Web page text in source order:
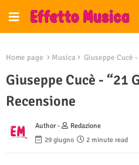
Home page Musica Giuseppe Cucè
Giuseppe Cucè - “21
Recensione
Author -
Redazione
29 giugno
2 minute read